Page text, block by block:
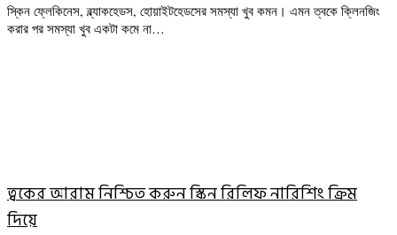
স্কিন ফ্লেকিনেস, ব্ল্যাকহেডস, হোয়াইটহেডসের সমস্যা খুব কমন। এমন ত্বকে ক্লিনজিং
করার পর সমস্যা খুব একটা কমে না…
ত্বকের আরাম নিশ্চিত করুন স্কিন রিলিফ নারিশিং ক্রিম
দিয়ে